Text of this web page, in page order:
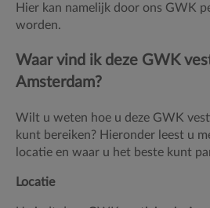
Hier kan namelijk door ons GWK
worden.
Waar vind ik deze GWK
Amsterdam?
Wilt u weten hoe u deze GWK
kunt bereiken? Hieronder leest u
locatie en waar u het beste kunt
Locatie